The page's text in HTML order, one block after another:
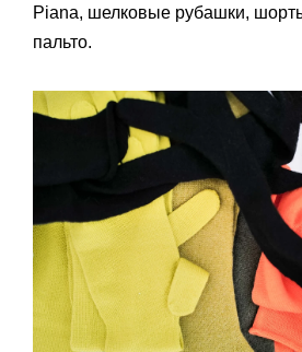
Piana, шелковые рубашки,
пальто.